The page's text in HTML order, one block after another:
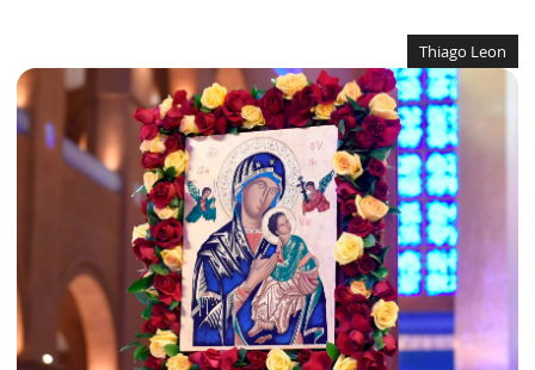
Thiago Leon